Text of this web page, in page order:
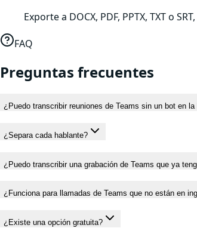
Exporte a DOCX, PDF, PPTX, TXT o
FAQ
Preguntas frecuentes
¿Puedo transcribir reuniones de Teams sin un bot en la
¿Separa cada hablante?
¿Puedo transcribir una grabación de Teams que ya
¿Funciona para llamadas de Teams que no están en
¿Existe una opción gratuita?